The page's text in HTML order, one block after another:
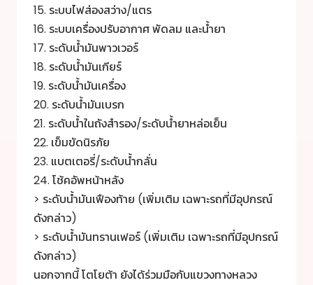
15. ระบบไฟส่องสว่าง/แตร
16. ระบบเครื่องปรับอากาศ พัดลม และน้ำยา
17. ระดับน้ำมันพาวเวอร์
18. ระดับน้ำมันเกียร์
19. ระดับน้ำมันเครื่อง
20. ระดับน้ำมันเบรก
21. ระดับน้ำในถังสำรอง/ระดับน้ำยาหล่อเย็น
22. เข็มขัดนิรภัย
23. แบตเตอรี่/ระดับน้ำกลั่น
24. โช้คอัพหน้าหลัง
> ระดับน้ำมันเฟืองท้าย (เพิ่มเติม เฉพาะรถที่มีอุปกรณ์
ดังกล่าว)
> ระดับน้ำมันทรานเฟอร์ (เพิ่มเติม เฉพาะรถที่มีอุปกรณ์
ดังกล่าว)
นอกจากนี้ โตโยต้า ยังได้ร่วมมือกับแขวงทางหลวง